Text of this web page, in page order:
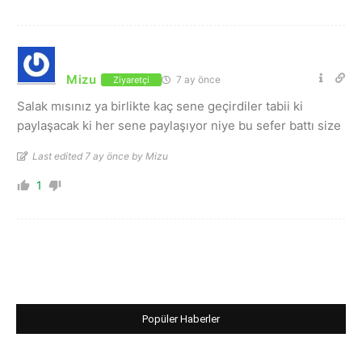
Mizu Ziyaretçi 7 ay önce
Salak mısınız ya birlikte kaç sene geçirdiler tabii ki
paylaşacak ki her sene paylaşıyor niye bu sefer battı size
Last edited 7 ay önce by Mizu
1
Popüler Haberler